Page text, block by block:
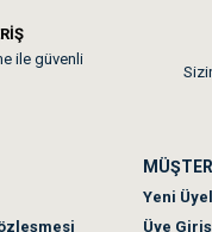
Jack russell
ile güvenli
Yeni
Üye